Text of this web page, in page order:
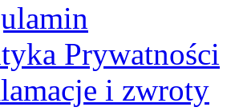
Prywatności
i zwroty